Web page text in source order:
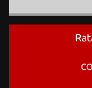
e
svolgere